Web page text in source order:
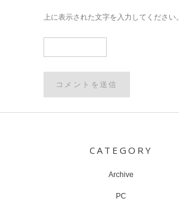
上に表示された文字を入力してください。
CATEGORY
Archive
PC